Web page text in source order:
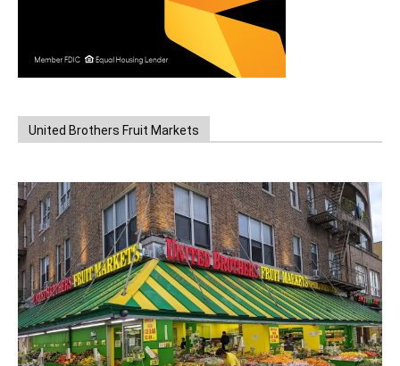
United Brothers Fruit Markets